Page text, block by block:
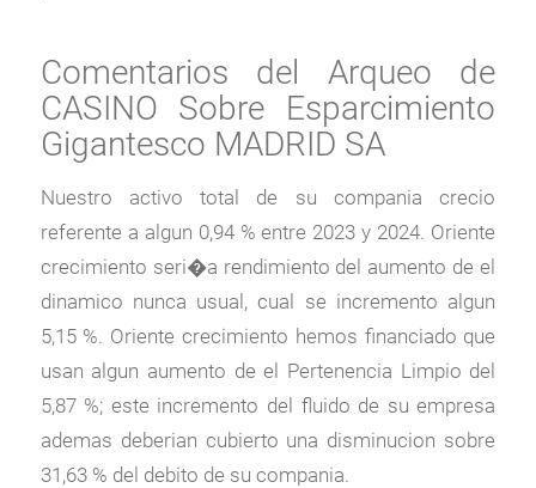
Comentarios del Arqueo de
CASINO Sobre Esparcimiento
Gigantesco MADRID SA
Nuestro activo total de su compania crecio
referente a algun 0,94 % entre 2023 y 2024. Oriente
crecimiento seri�a rendimiento del aumento de el
dinamico nunca usual, cual se incremento algun
5,15 %. Oriente crecimiento hemos financiado que
usan algun aumento de el Pertenencia Limpio del
5,87 %; este incremento del fluido de su empresa
ademas deberian cubierto una disminucion sobre
31,63 % del debito de su compania.